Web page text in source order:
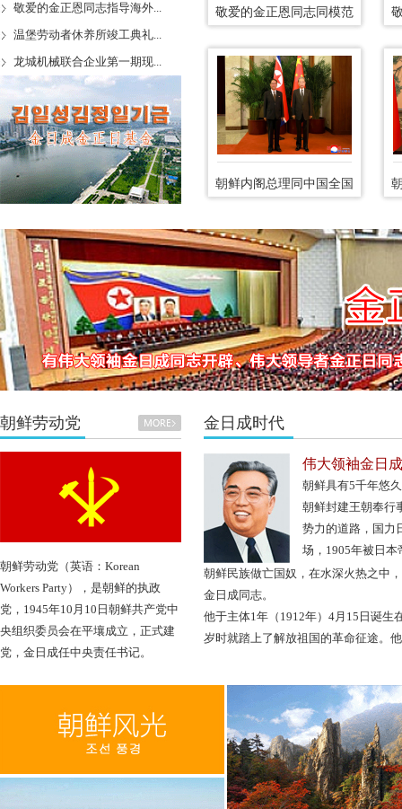
敬爱的金正恩同志指导海外...
温堡劳动者休养所竣工典礼...
龙城机械联合企业第一期现...
敬爱的金正恩同志同模范
建设工...
朝鲜内阁总理同中国全国
人大常...
朝鲜劳动党
朝鲜劳动党（英语：Korean
Workers Party），是朝鲜的执政
党，1945年10月10日朝鲜共产党中
央组织委员会在平壤成立，正式建
党，金日成任中央责任书记。
金日成时代
伟大领袖金日
朝鲜具有5千年悠
朝鲜封建王朝奉行
势力的道路，国力
场，1905年被日
朝鲜民族做亡国奴，在水深火热之中
金日成同志。
他于主体1年（1912年）4月15日诞生
岁时就踏上了解放祖国的革命征途。